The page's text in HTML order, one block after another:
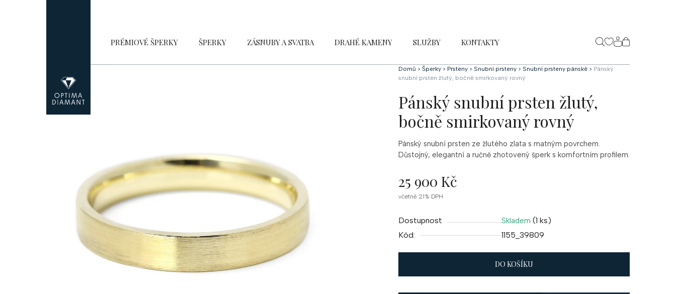
PRÉMIOVÉ ŠPERKY ŠPERKY ZÁSNUBY A SVATBA DRAHÉ KAMENY SLUŽBY KONTAKTY
NÁKUPNÍ
KOŠÍK
Domů > Šperky > Prsteny > Snubní prsteny > Snubní prsteny pánské > Pánský
snubní prsten žlutý, bočně smirkovaný rovný
Pánský snubní prsten žlutý,
bočně smirkovaný rovný
Pánský snubní prsten ze žlutého zlata s matným povrchem.
Důstojný, elegantní a ručně zhotovený šperk s komfortním profilem.
25 900 Kč
Měrná
včetně 21% DPH
Dostupnost Skladem (1 ks)
Kód:
1155_39809
DO KOŠÍKU